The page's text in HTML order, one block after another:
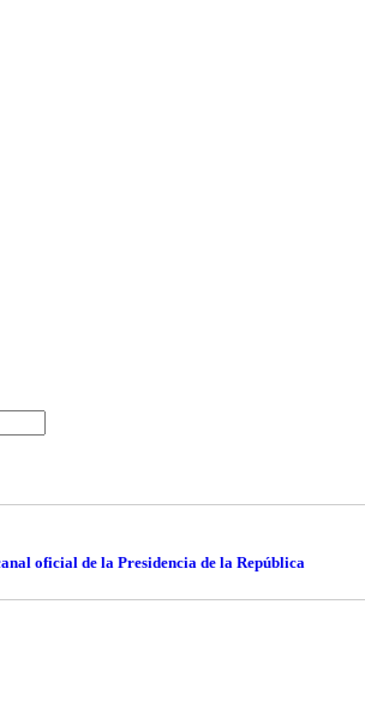
oficial de la Presidencia de la República